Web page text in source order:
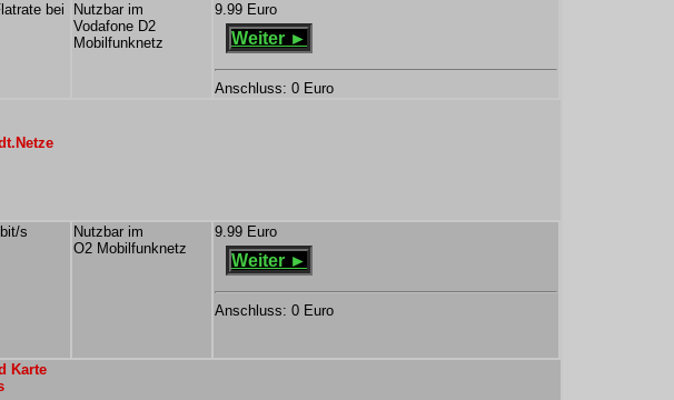
bei
Nutzbar im
Vodafone D2
Mobilfunknetz
9.99 Euro
Weiter ►
Anschluss: 0 Euro
s
Nutzbar im
O2 Mobilfunknetz
9.99 Euro
Weiter ►
Anschluss: 0 Euro
Karte